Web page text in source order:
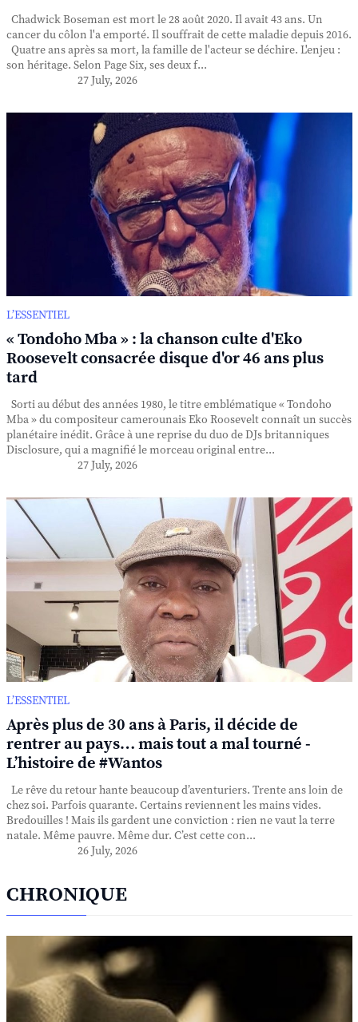
Chadwick Boseman est mort le 28 août 2020. Il avait 43 ans. Un
cancer du côlon l'a emporté. Il souffrait de cette maladie depuis 2016.
Quatre ans après sa mort, la famille de l'acteur se déchire. L'enjeu :
son héritage. Selon Page Six, ses deux f...
27 July, 2026
L’ESSENTIEL
« Tondoho Mba » : la chanson culte d'Eko
Roosevelt consacrée disque d'or 46 ans plus
tard
Sorti au début des années 1980, le titre emblématique « Tondoho
Mba » du compositeur camerounais Eko Roosevelt connaît un succès
planétaire inédit. Grâce à une reprise du duo de DJs britanniques
Disclosure, qui a magnifié le morceau original entre...
27 July, 2026
L’ESSENTIEL
Après plus de 30 ans à Paris, il décide de
rentrer au pays… mais tout a mal tourné -
L’histoire de #Wantos
Le rêve du retour hante beaucoup d’aventuriers. Trente ans loin de
chez soi. Parfois quarante. Certains reviennent les mains vides.
Bredouilles ! Mais ils gardent une conviction : rien ne vaut la terre
natale. Même pauvre. Même dur. C’est cette con...
26 July, 2026
CHRONIQUE